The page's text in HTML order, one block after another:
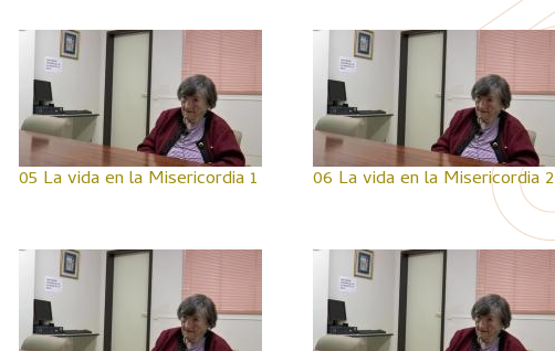
05 La vida en la Misericordia 1 06 La vida en la Misericordia 2